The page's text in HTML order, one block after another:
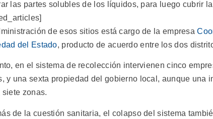
las partes solubles de los líquidos, para luego cubrir
de esos sitios está cargo de la empresa
del Estado, producto de acuerdo entre los dos
en el sistema de recolección intervienen cinco
y una sexta propiedad del gobierno local, aunque una
siete zonas.
de la cuestión sanitaria, el colapso del sistema